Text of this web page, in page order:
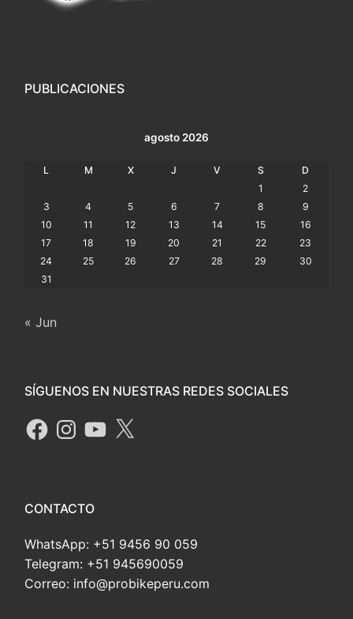
PUBLICACIONES
agosto 2026
L M X J V S
D
1
2
3
4 5 6 7 8
9
10
11 12 13 14 15
16
17
18 19 20 21 22
23
24
25 26 27 28 29
30
31
« Jun
SÍGUENOS EN NUESTRAS REDES SOCIALES
CONTACTO
WhatsApp: +51 9456 90 059
Telegram: +51 945690059
Correo: info@probikeperu.com